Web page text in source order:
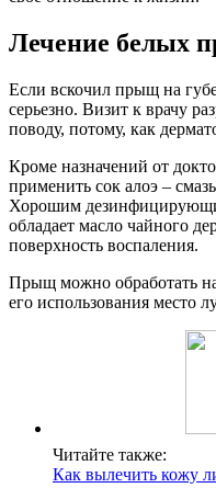
Лечение белых
Если вскочил прыщ на
серьезно. Визит к врачу
поводу, потому, как
Кроме назначений от
применить сок алоэ –
Хорошим
обладает масло чайного
поверхность воспаления.
Прыщ можно обработать
его использования место
Читайте также:
Как вылечить кожу